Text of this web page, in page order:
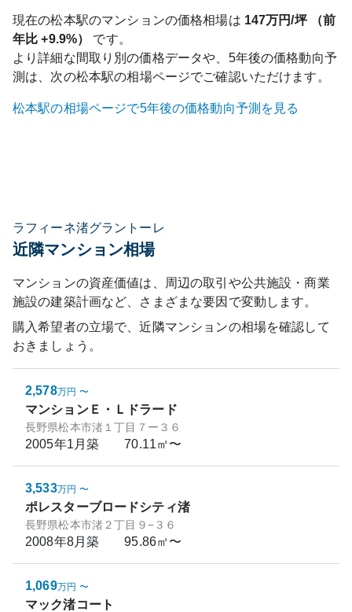
現在の松本駅のマンションの価格相場は 147万円/坪 （前
年比+9.9%）
です。
より詳細な間取り別の価格データや、5年後の価格動向予
測は、次の松本駅の相場ページでご確認いただけます。
松本駅の相場ページで5年後の価格動向予測を見る
ラフィーネ渚グラントーレ
近隣マンション相場
マンションの資産価値は、周辺の取引や公共施設・商業
施設の建築計画など、さまざまな要因で変動します。
購入希望者の立場で、近隣マンションの相場を確認して
おきましょう。
2,578万円 〜
マンションＥ・Ｌドラード
長野県松本市渚１丁目７ー３６
2005年1月築 70.11㎡〜
3,533万円 〜
ポレスターブロードシティ渚
長野県松本市渚２丁目９−３６
2008年8月築 95.86㎡〜
1,069万円 〜
マック渚コート